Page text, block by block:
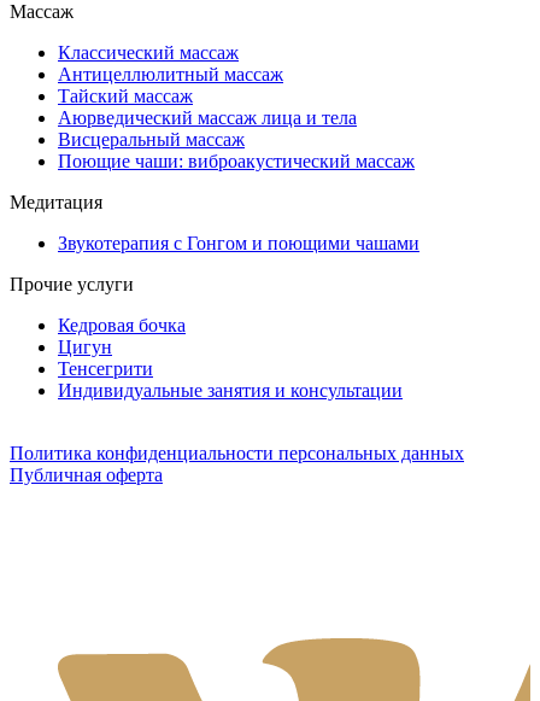
Массаж
Классический массаж
Антицеллюлитный массаж
Тайский массаж
Аюрведический массаж лица и тела
Висцеральный массаж
Поющие чаши: виброакустический массаж
Медитация
Звукотерапия с Гонгом и поющими чашами
Прочие услуги
Кедровая бочка
Цигун
Тенсегрити
Индивидуальные занятия и консультации
Политика конфиденциальности персональных данных
Публичная оферта